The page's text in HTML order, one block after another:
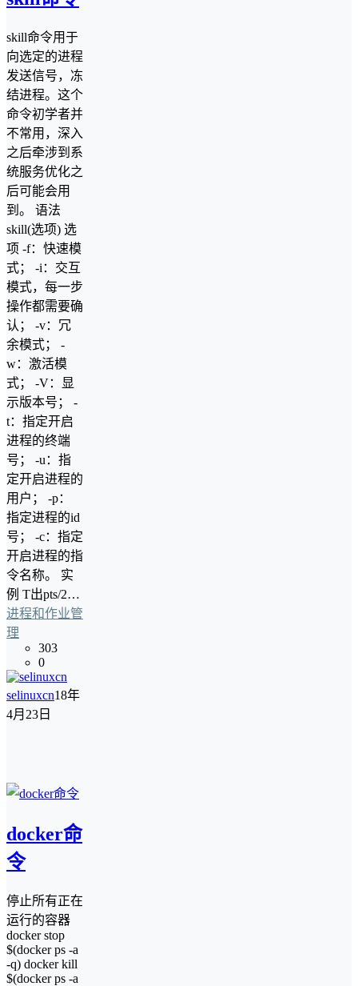
skill命令用于
向选定的进程
发送信号，冻
结进程。这个
命令初学者并
不常用，深入
之后牵涉到系
统服务优化之
后可能会用
到。 语法
skill(选项) 选
项 -f：快速模
式； -i：交互
模式，每一步
操作都需要确
认； -v：冗
余模式； -
w：激活模
式； -V：显
示版本号； -
t：指定开启
进程的终端
号； -u：指
定开启进程的
用户； -p：
指定进程的id
号； -c：指定
开启进程的指
令名称。 实
例 T出pts/2…
进程和作业管
理
303
0
selinuxcn18年
4月23日
docker命
令
停止所有正在
运行的容器
docker stop
$(docker ps -a
-q) docker kill
$(docker ps -a